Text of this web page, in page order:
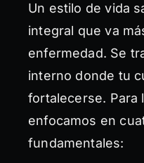
Un estilo de vida
integral que va
enfermedad. Se
interno donde tu
fortalecerse. Para
enfocamos en
fundamentales: